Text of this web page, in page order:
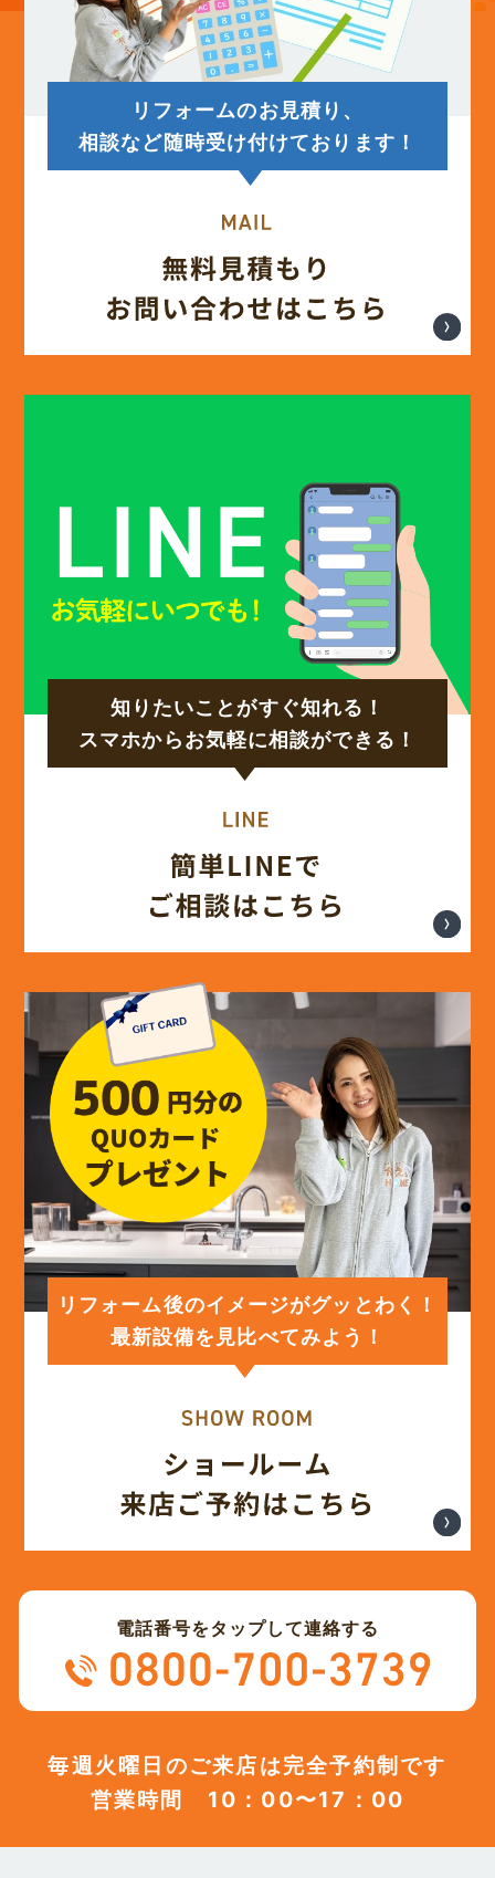
2025年6月 (12)
2025年5月 (12)
(12)
2025年2月 (13)
2024年11月 (14)
2024年9月 (17)
(17)
2024年5月 (13)
2024年4月
2024年3月 (12)
2024年2月 (12)
2024年1月 (12)
2023年12月 (12)
2023年10月 (12)
2023年8月 (12)
2023年6月 (12)
リフォームのお見積り、
相談など随時受け付けております！
知りたいことがすぐ知れる！
スマホからお気軽に相談ができる！
リフォーム後のイメージがグッとわく！
最新設備を見比べてみよう！
電話番号をタップして連絡する
毎週火曜日のご来店は完全予約制です
営業時間 10：00〜17：00